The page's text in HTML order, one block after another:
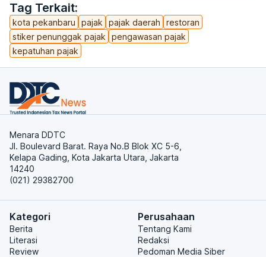
Tag Terkait:
kota pekanbaru pajak pajak daerah
restoran
stiker penunggak pajak
pengawasan pajak
kepatuhan pajak
Menara DDTC
Jl. Boulevard Barat. Raya No.B Blok XC 5-6,
Kelapa Gading, Kota Jakarta Utara, Jakarta
14240
(021) 29382700
Kategori
Berita
Literasi
Review
Perusahaan
Tentang Kami
Redaksi
Pedoman Media Siber